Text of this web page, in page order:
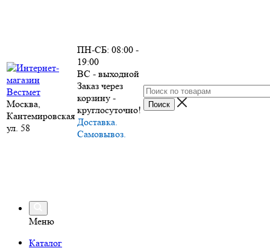
Москва,
Кантемировская
ул. 58
ПН-СБ: 08:00 -
19:00
ВС - выходной
Заказ через
корзину -
круглосуточно!
Доставка.
Самовывоз.
Меню
Каталог